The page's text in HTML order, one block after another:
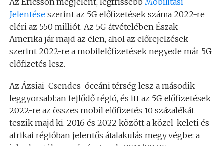
Jelentéseszerint az 5G előfizetések száma 2022-re
eléri az 550 milliót. Az 5G átvételében Észak-
Amerika jár majd az élen, ahol az előrejelzések
szerint 2022-re a mobilelőfizetések negyede már 5G
előfizetés lesz.
Az Ázsiai-Csendes-óceáni térség lesz a második
leggyorsabban fejlődő régió, és itt az 5G előfizetések
2022-re az összes mobil előfizetés 10 százalékát
teszik majd ki. 2016 és 2022 között a közel-keleti és
afrikai régióban jelentős átalakulás megy végbe: a